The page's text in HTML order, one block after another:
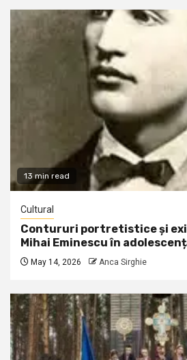
13 min read
Cultural
Contururi portretistice și
Mihai Eminescu în
May 14, 2026 Anca Sirghie